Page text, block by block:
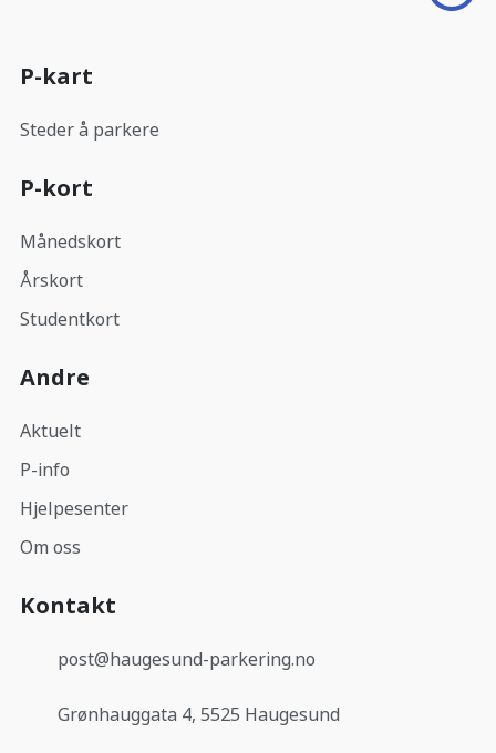
P-kart
Steder å parkere
P-kort
Månedskort
Årskort
Studentkort
Andre
Aktuelt
P-info
Hjelpesenter
Om oss
Kontakt
post@haugesund-parkering.no
Grønhauggata 4, 5525 Haugesund